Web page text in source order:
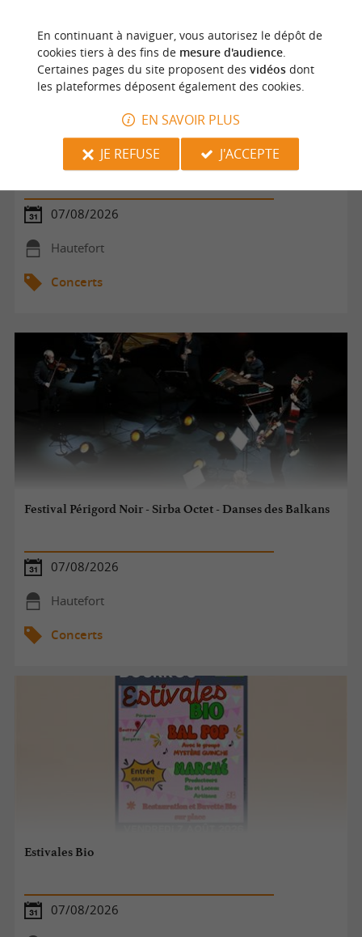
Festival Périgord Noir - Sirba Octet - Danses des Balkans
07/08/2026
Hautefort
Concerts
Festival Périgord Noir - Sirba Octet - Danses des Balkans
07/08/2026
Hautefort
Concerts
Estivales Bio
07/08/2026
En continuant à naviguer, vous autorisez le dépôt de
cookies tiers à des fins de mesure d'audience.
Certaines pages du site proposent des vidéosdont
les plateformes déposent également des cookies.
EN SAVOIR PLUS
JE REFUSE
J'ACCEPTE